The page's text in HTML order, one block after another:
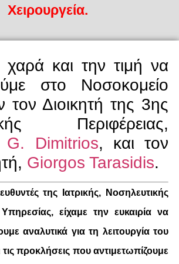
Χειρουργεία.
χαρά και την τιμή να
στο Νοσοκομείο
τον Διοικητή της 3ης
Περιφέρειας,
G. Dimitrios, και τον
Giorgos Tarasidis.
της Ιατρικής, Νοσηλευτικής
Υπηρεσίας, είχαμε την ευκαιρία να
αναλυτικά για τη λειτουργία του
προκλήσεις που αντιμετωπίζουμε